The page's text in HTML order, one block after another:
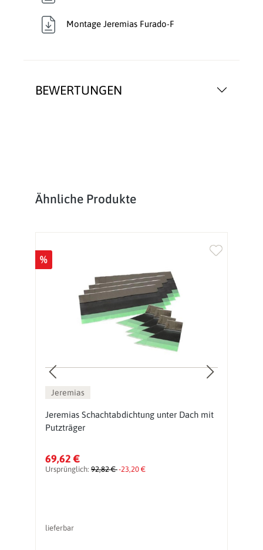
BEWERTUNGEN
Montage Jeremias Furado-F
Produktgalerie überspringen
Ähnliche Produkte
%
Jeremias
Jeremias Schachtabdichtung unter Dach mit
Putzträger
69,62 €
Ursprünglich: 92,82 €-23,20 €
lieferbar